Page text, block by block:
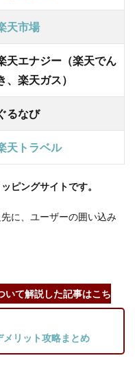
天市場
天エナジー（楽天でん
、楽天ガス）
るなび
天トラベル
ピングサイトです。
に、ユーザーの囲い込み
いて解説した記事はこち
リット攻略まとめ